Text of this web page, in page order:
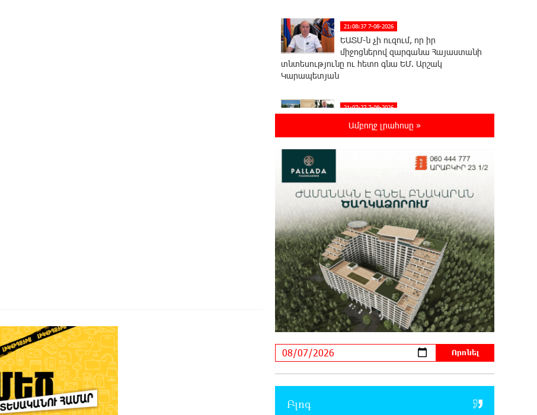
21:08:37 7-08-2026
ԵԱՏՄ֊ն չի ուզում, որ իր
միջոցներով զարգանա Հայաստանի
տնտեսությունը ու հետո գնա ԵՄ. Արշակ
Կարապետյան
21:07:27 7-08-2026
ԱՄՆ վերաքննիչ դատարանը
արգելափակել է Թրամփի 400
պարահանդեսային դահլիճի նախագիծը
21:03:44 7-08-2026
Կաթողիկոսի նկատմամբ
իրականացվող
բռնադատավարությունը միահեծան
իշխանության հետևանք է. Հանրային Դաշինք
20:59:50 7-08-2026
Մեր երկրում իշխանության և
ընդդիմության անվերջանալի
պայքարում տուժում է միայն ու միայն ՀՀ
քաղաքացին. Աննա Կոստանյան
Փրկարարները հայտանաբերել են
մոլորված զբոսաշրջիկներին
Ամբողջ լրահոսը »
Բլոգ